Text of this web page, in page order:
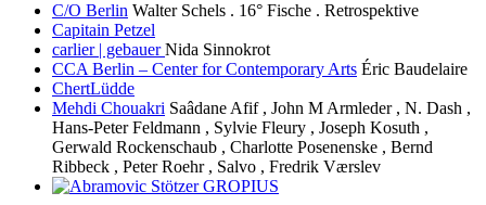
C/O Berlin Walter Schels . 16° Fische . Retrospektive
Capitain Petzel
carlier | gebauerNida Sinnokrot
CCA Berlin – Center for Contemporary Arts Éric Baudelaire
ChertLüdde
Mehdi Chouakri Saâdane Afif , John M Armleder , N. Dash ,
Hans-Peter Feldmann , Sylvie Fleury , Joseph Kosuth ,
Gerwald Rockenschaub , Charlotte Posenenske , Bernd
Ribbeck , Peter Roehr , Salvo , Fredrik Værslev